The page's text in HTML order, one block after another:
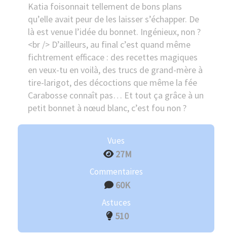
Katia foisonnait tellement de bons plans
qu’elle avait peur de les laisser s’échapper. De
là est venue l’idée du bonnet. Ingénieux, non ?
<br /> D’ailleurs, au final c’est quand même
fichtrement efficace : des recettes magiques
en veux-tu en voilà, des trucs de grand-mère à
tire-larigot, des décoctions que même la fée
Carabosse connaît pas… Et tout ça grâce à un
petit bonnet à nœud blanc, c’est fou non ?
Vues
27M
Commentaires
60K
Astuces
510